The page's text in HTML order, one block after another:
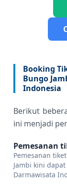
Booking
Bungo
Indonesia
Berikut
ini menjadi
Pemesanan
Pemesanan
Jambi kini
Darmawisata